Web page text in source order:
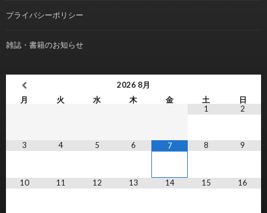
プライバシーポリシー
雑誌・書籍のお知らせ
2026 8月
月
火 水 木 金 土
日
1
2
3 4 5 6 7 8 9
10 11 12 13 14 15 16